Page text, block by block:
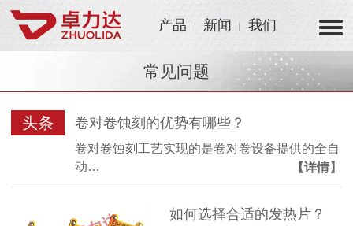
产品 新闻 我们
常见问题
头条 卷对卷蚀刻的优势有哪些？
卷对卷蚀刻工艺实现的是卷对卷设备提供的全自
动…
【详情】
如何选择合适的发热片？